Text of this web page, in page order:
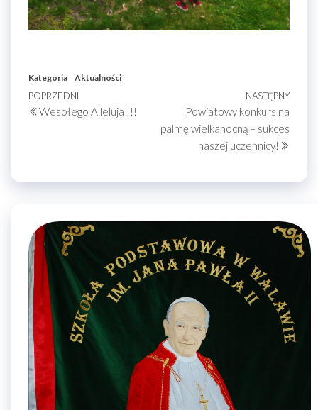
Kategoria Aktualności
Nawigacja
wpisu
Poprzedni
wpis
POPRZEDNI
Wesołego Alleluja !!!
NASTĘPNY
Powiatowy konkurs na
palmę wielkanocną – sukces
naszej uczennicy!